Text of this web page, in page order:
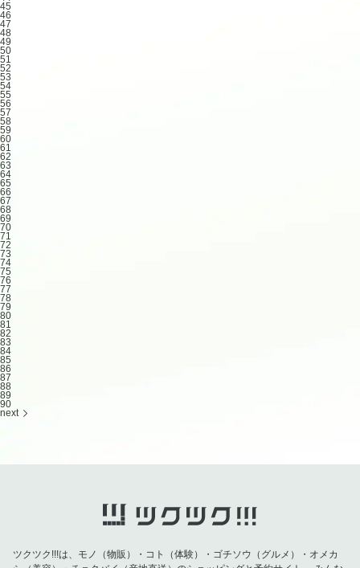
45
46
47
48
49
50
51
52
53
54
55
56
57
58
59
60
61
62
63
64
65
66
67
68
69
70
71
72
73
74
75
76
77
78
79
80
81
82
83
84
85
86
87
88
89
90
next
ツクツク!!!は、モノ（物販）・コト（体験）・ゴチソウ（グルメ）・オメカ